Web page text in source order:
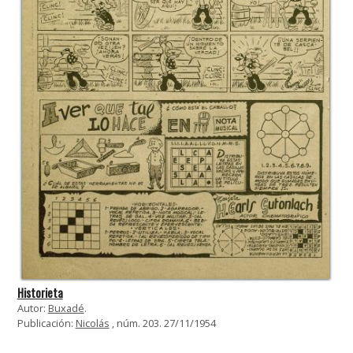
Historieta
Autor: Buxadé.
Publicación: Nicolás , núm. 203. 27/11/1954